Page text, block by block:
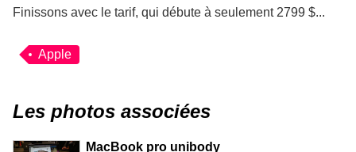
Finissons avec le tarif, qui débute à seulement 2799 $...
Apple
Les photos associées
MacBook pro unibody